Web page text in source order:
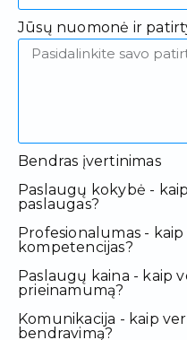
Jūsų nuomonė ir
Bendras įvertinimas
Paslaugų kokybė -
paslaugas?
Profesionalumas -
kompetencijas?
Paslaugų kaina - kaip
prieinamumą?
Komunikacija - kaip
bendravimą?